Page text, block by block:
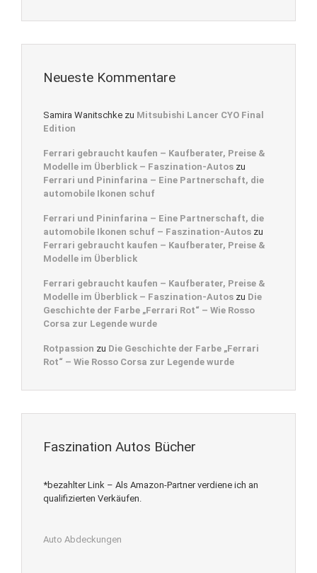
Neueste Kommentare
Samira Wanitschke zu Mitsubishi Lancer CYO Final
Edition
Ferrari gebraucht kaufen – Kaufberater, Preise &
Modelle im Überblick – Faszination-Autos zu
Ferrari und Pininfarina – Eine Partnerschaft, die
automobile Ikonen schuf
Ferrari und Pininfarina – Eine Partnerschaft, die
automobile Ikonen schuf – Faszination-Autos zu
Ferrari gebraucht kaufen – Kaufberater, Preise &
Modelle im Überblick
Ferrari gebraucht kaufen – Kaufberater, Preise &
Modelle im Überblick – Faszination-Autos zu Die
Geschichte der Farbe „Ferrari Rot“ – Wie Rosso
Corsa zur Legende wurde
Rotpassion zu Die Geschichte der Farbe „Ferrari
Rot“ – Wie Rosso Corsa zur Legende wurde
Faszination Autos Bücher
*bezahlter Link – Als Amazon-Partner verdiene ich an
qualifizierten Verkäufen.
Auto Abdeckungen